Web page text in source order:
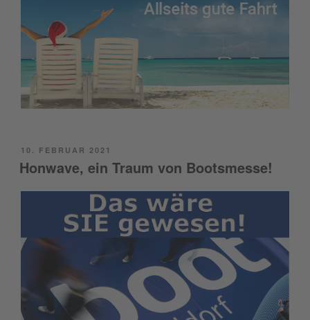
POSTED
ON
10. FEBRUAR 2021
Honwave, ein Traum von Bootsmesse!